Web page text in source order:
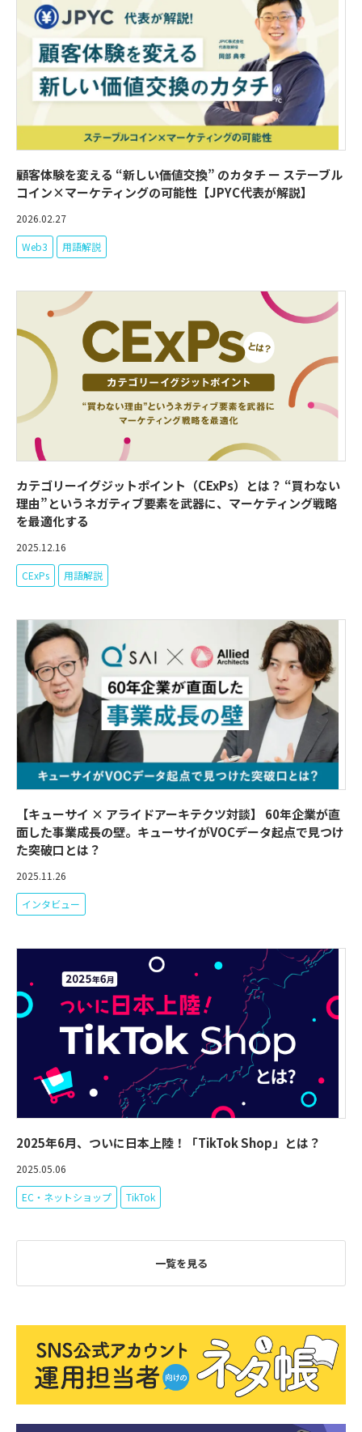
顧客体験を変える “新しい価値交換” のカタチ ー ステーブル
コイン×マーケティングの可能性【JPYC代表が解説】
2026.02.27
Web3 用語解説
カテゴリーイグジットポイント（CExPs）とは？ “買わない
理由”というネガティブ要素を武器に、マーケティング戦略
を最適化する
2025.12.16
CExPs 用語解説
【キューサイ × アライドアーキテクツ対談】 60年企業が直
面した事業成長の壁。キューサイがVOCデータ起点で見つけ
た突破口とは？
2025.11.26
インタビュー
2025年6月、ついに日本上陸！「TikTok Shop」とは？
2025.05.06
EC・ネットショップ TikTok
一覧を見る